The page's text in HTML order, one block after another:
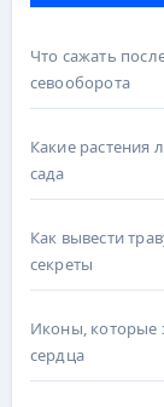
Что сажать
севооборота
Какие растения
сада
Как вывести
секреты
Иконы,
сердца